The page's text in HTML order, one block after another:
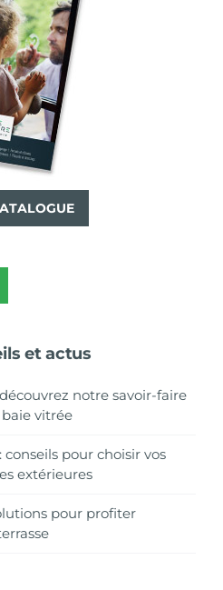
et actus
notre savoir-faire
vitrée
conseils pour choisir vos
extérieures
pour profiter